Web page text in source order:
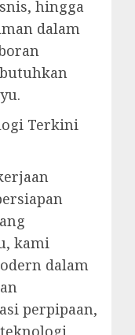
hingga
dalam
Terkini
kami
dalam
perpipaan,